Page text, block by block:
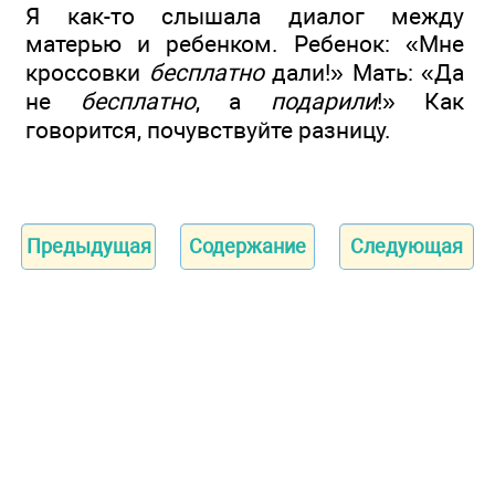
Я как-то слышала диалог между
матерью и ребенком. Ребенок: «Мне
кроссовки бесплатнодали!» Мать: «Да
не бесплатно, а подарили!» Как
говорится, почувствуйте разницу.
Предыдущая Содержание Следующая